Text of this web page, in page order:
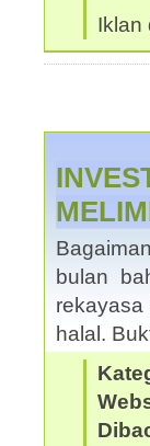
Iklan
bulan
halal.